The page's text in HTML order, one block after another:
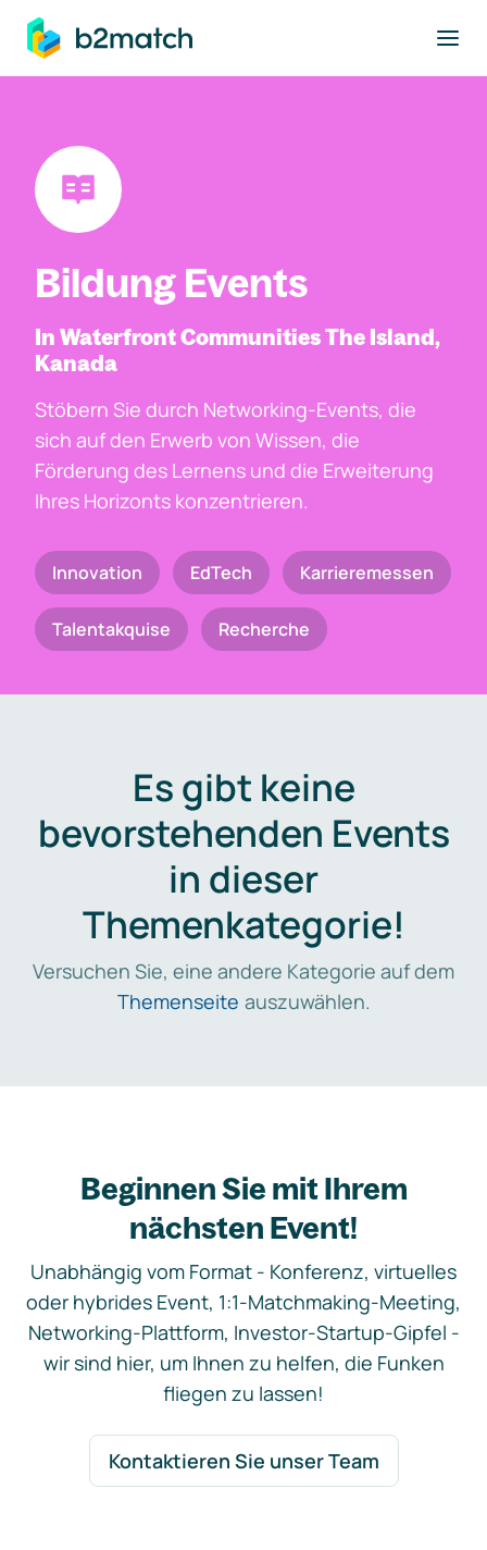
springen
Bildung Events
In Waterfront Communities The Island,
Kanada
Stöbern Sie durch Networking-Events, die
sich auf den Erwerb von Wissen, die
Förderung des Lernens und die Erweiterung
Ihres Horizonts konzentrieren.
Innovation EdTech Karrieremessen
Talentakquise Recherche
Es gibt keine
bevorstehenden Events
in dieser
Themenkategorie!
Versuchen Sie, eine andere Kategorie auf dem
Themenseite auszuwählen.
Beginnen Sie mit Ihrem
nächsten Event!
Unabhängig vom Format - Konferenz, virtuelles
oder hybrides Event, 1:1-Matchmaking-Meeting,
Networking-Plattform, Investor-Startup-Gipfel -
wir sind hier, um Ihnen zu helfen, die Funken
fliegen zu lassen!
Kontaktieren Sie unser Team